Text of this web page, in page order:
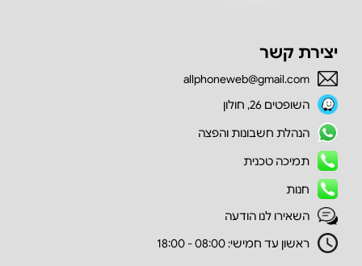
יצירת קשר
allphoneweb@gmail.com
השופטים 26, חולון
הנהלת חשבונות והפצה
תמיכה טכנית
חנות
השאירו לנו הודעה
ראשון עד חמישי: 08:00 - 18:00